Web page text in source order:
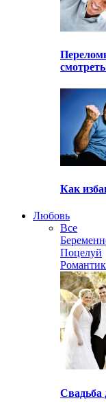
Как
Любовь
Все
Поцелуй
Свадьба